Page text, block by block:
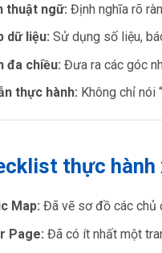
thuật ngữ: Định nghĩa rõ
dữ liệu: Sử dụng số liệu,
đa chiều: Đưa ra các góc
thực hành: Không chỉ nói
thực
Map: Đã vẽ sơ đồ các chủ
Page: Đã có ít nhất một